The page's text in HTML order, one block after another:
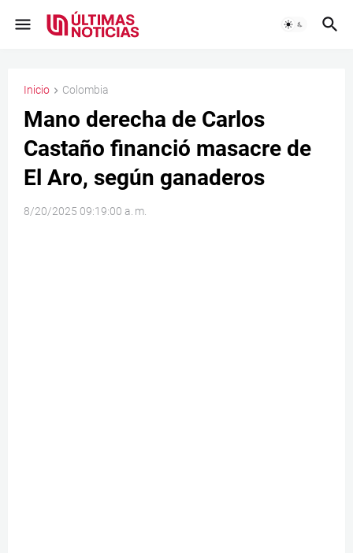
Inicio Colombia
Mano derecha de Carlos
Castaño financió masacre de
El Aro, según ganaderos
8/20/2025 09:19:00 a. m.